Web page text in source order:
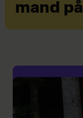
mand